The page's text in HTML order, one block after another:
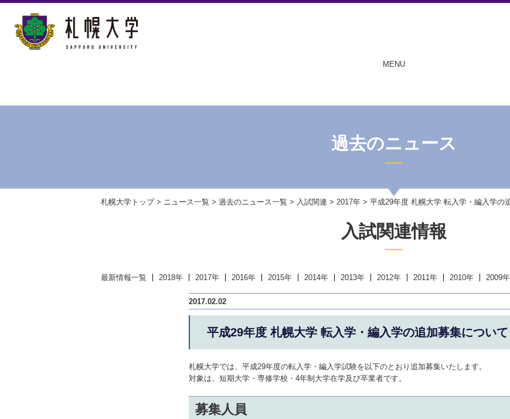
MENU
過去のニュース
札幌大学トップ> ニュース一覧 > 過去のニュース一覧 > 入試関連 > 2017年 > 平成29年度 札幌大学 転入学・編入学の
入試関連情報
最新情報一覧 2018年 2017年 2016年 2015年 2014年 2013年 2012年 2011年 2010年 2009年
2017.02.02
平成29年度 札幌大学 転入学・編入学の追加募集について
札幌大学では、平成29年度の転入学・編入学試験を以下のとおり追加募集いたします。
対象は、短期大学・専修学校・4年制大学在学及び卒業者です。
募集人員